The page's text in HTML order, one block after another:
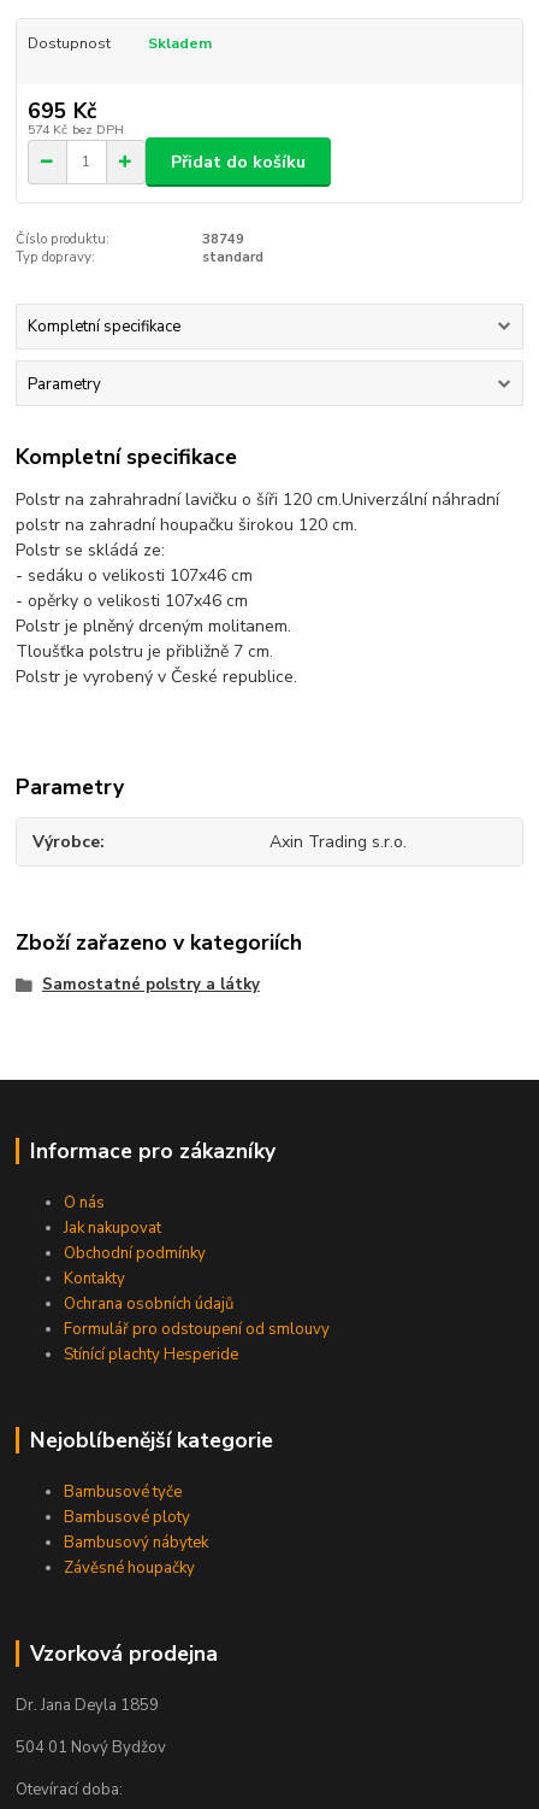
Dostupnost Skladem
695 Kč
574 Kč bez DPH
Přidat do košíku
Číslo produktu:
38749
Typ dopravy:
standard
Kompletní specifikace
Parametry
Kompletní specifikace
Polstr na zahrahradní lavičku o šíři 120 cm.Univerzální náhradní
polstr na zahradní houpačku širokou 120 cm.
Polstr se skládá ze:
- sedáku o velikosti 107x46 cm
- opěrky o velikosti 107x46 cm
Polstr je plněný drceným molitanem.
Tloušťka polstru je přibližně 7 cm.
Polstr je vyrobený v České republice.
Parametry
Výrobce Axin Trading s.r.o.
Zboží zařazeno v kategoriích
Samostatné polstry a látky
Informace pro zákazníky
O nás
Jak nakupovat
Obchodní podmínky
Kontakty
Ochrana osobních údajů
Formulář pro odstoupení od smlouvy
Stínící plachty Hesperide
Nejoblíbenější kategorie
Bambusové tyče
Bambusové ploty
Bambusový nábytek
Závěsné houpačky
Vzorková prodejna
Dr. Jana Deyla 1859
504 01 Nový Bydžov
Otevírací doba: